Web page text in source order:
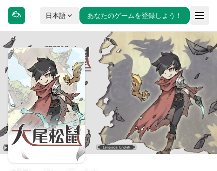
日本語 あなたのゲームを登録しよう！